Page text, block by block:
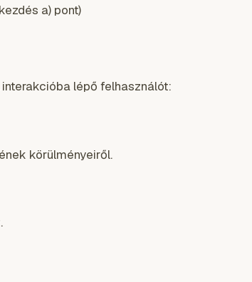
a) pont)
lépő felhasználót:
körülményeiről.